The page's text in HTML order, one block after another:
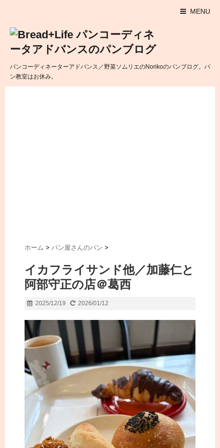
MENU
パンコーディネーターアドバンス／野菜ソムリエのNorikoのパンブログ。パ
ン教室はお休み。
ホーム > パン屋さんのパン >
イカフライサンド他／加藤仁と
阿部守正の店＠葛西
2025/12/19 2026/01/12